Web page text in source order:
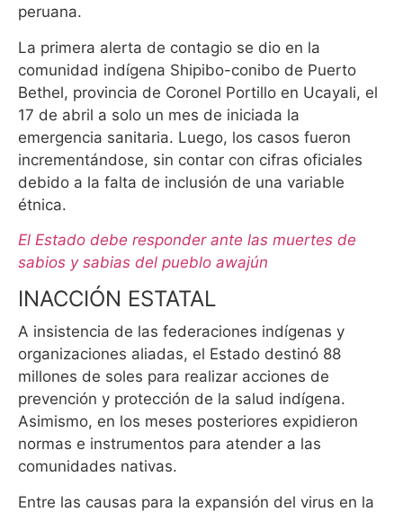
peruana.
La primera alerta de contagio se dio en la
comunidad indígena Shipibo-conibo de Puerto
Bethel, provincia de Coronel Portillo en Ucayali, el
17 de abril a solo un mes de iniciada la
emergencia sanitaria. Luego, los casos fueron
incrementándose, sin contar con cifras oficiales
debido a la falta de inclusión de una variable
étnica.
El Estado debe responder ante las muertes de
sabios y sabias del pueblo awajún
INACCIÓN ESTATAL
A insistencia de las federaciones indígenas y
organizaciones aliadas, el Estado destinó 88
millones de soles para realizar acciones de
prevención y protección de la salud indígena.
Asimismo, en los meses posteriores expidieron
normas e instrumentos para atender a las
comunidades nativas.
Entre las causas para la expansión del virus en la